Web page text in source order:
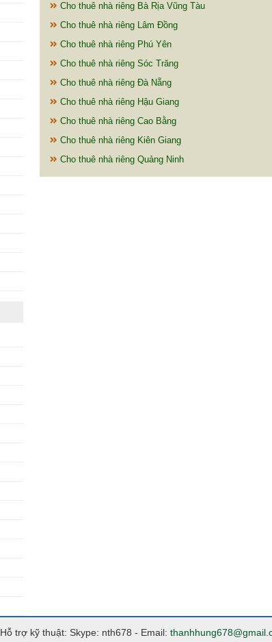
Cho thuê nhà riêng Bà Rịa Vũng Tàu
Cho thuê nhà riêng Lâm Đồng
Cho thuê nhà riêng Phú Yên
Cho thuê nhà riêng Sóc Trăng
Cho thuê nhà riêng Đà Nẵng
Cho thuê nhà riêng Hậu Giang
Cho thuê nhà riêng Cao Bằng
Cho thuê nhà riêng Kiên Giang
Cho thuê nhà riêng Quảng Ninh
Hỗ trợ kỹ thuật: Skype: nth678 - Email: